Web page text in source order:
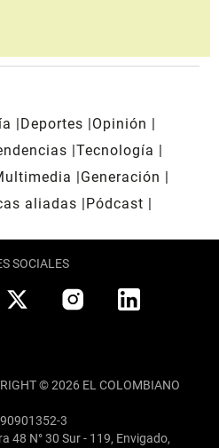
Deportes
Opinión
Tecnología
Generación
aliadas
Pódcast
SOCIALES
© 2026 EL COLOMBIANO
3
48 N° 30 Sur - 119, Envigado,